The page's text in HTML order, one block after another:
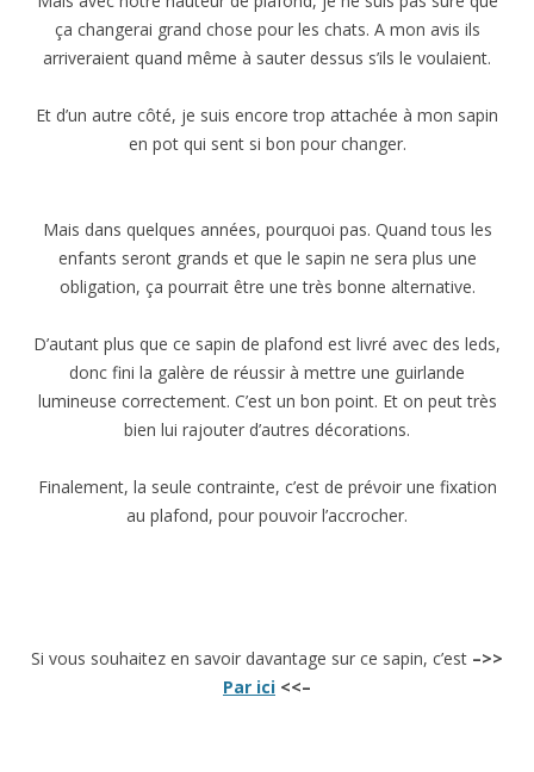
ça changerai grand chose pour les chats. A mon avis ils
arriveraient quand même à sauter dessus s’ils le voulaient.
Et d’un autre côté, je suis encore trop attachée à mon sapin
en pot qui sent si bon pour changer.
Mais dans quelques années, pourquoi pas. Quand tous les
enfants seront grands et que le sapin ne sera plus une
obligation, ça pourrait être une très bonne alternative.
D’autant plus que ce sapin de plafond est livré avec des leds,
donc fini la galère de réussir à mettre une guirlande
lumineuse correctement. C’est un bon point. Et on peut très
bien lui rajouter d’autres décorations.
Finalement, la seule contrainte, c’est de prévoir une fixation
au plafond, pour pouvoir l’accrocher.
Si vous souhaitez en savoir davantage sur ce sapin, c’est –>>
Par ici <<–